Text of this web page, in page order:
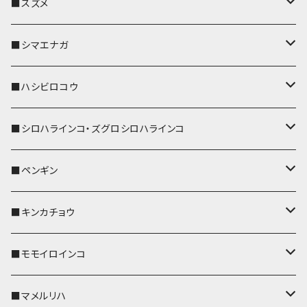
リール付きストラップ
リールのみ
ストラップ付
IDカードホルダー
キーケース
名刺入れ・カードケース
コインケース
メガネケース
ポシェット・バッグ
帆布・デニム
Apple Watchバンド
パスケース
リール付きストラップ
リールのみ
ストラップ付
キーケース
名刺入れ・カードケース
メガネケース
IDカードホルダー
ポシェット・バッグ
帆布・デニム
ポーチ
キーホルダー
パスケース
IDカードホルダー
リール付きストラップ
リールのみ
ストラップ付
キーケース
名刺入れ・カードケース
ポシェット・バッグ
帆布・デニム
ポーチ
キーカバー
キーホルダー
パスケース
リール付きストラップ
リールのみ
ストラップ付
メガネケース
コインケース
IDカードホルダー
ポーチ
■スズメ
キーカバー
キーホルダー
パスケース
リール付きストラップ
リールのみ
ストラップ付
IDカードホルダー
メガネケース
コインケース
■シマエナガ
キーカバー
キーホルダー
パスケース
IDカードホルダー
リール付きストラップ
リールのみ
キーケース
■ハシビロコウ
キーカバー
キーホルダー
リール付きストラップ
リールのみ
ストラップ付
レザートレイ
パスケース
■シロハラインコ・ズグロシロハラインコ
キーカバー
キーホルダー
リール付きストラップ
リールのみ
パスケース
■ペンギン
キーカバー
キーホルダー
パスケース
■キンカチョウ
キーカバー
AppleWatchバンド
■モモイロインコ
キーカバー
■マメルリハ